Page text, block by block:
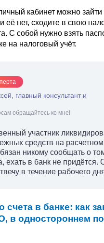
кабинет можно
её нет, сходите в свою
С собой нужно взять
на налоговый учёт.
главный консультант и
обращайтесь ко мне!
участник
средств на
никому сообщать о
ехать в банк не
в течение рабочего
счета в банке: как
в одностороннем